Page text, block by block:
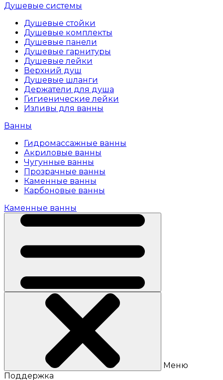
Душевые системы
Душевые стойки
Душевые комплекты
Душевые панели
Душевые гарнитуры
Душевые лейки
Верхний душ
Душевые шланги
Держатели для душа
Гигиенические лейки
Изливы для ванны
Ванны
Гидромассажные ванны
Акриловые ванны
Чугунные ванны
Прозрачные ванны
Каменные ванны
Карбоновые ванны
Каменные ванны
Меню
Поддержка